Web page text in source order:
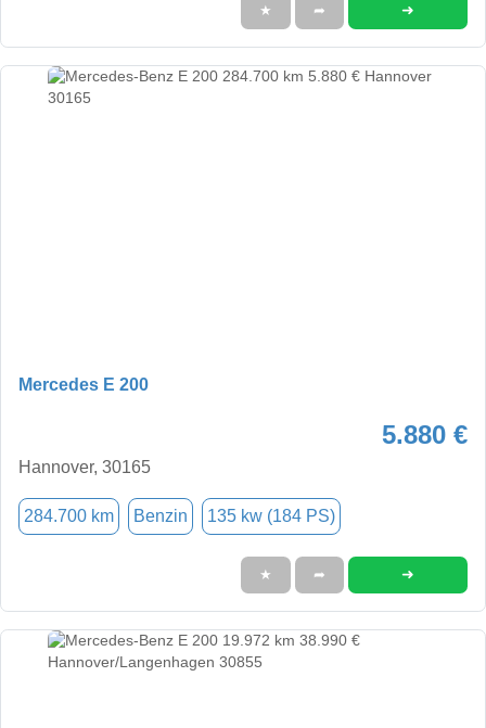
★ ➦ ➜
Mercedes E 200
5.880 €
Hannover, 30165
284.700 km Benzin 135 kw (184 PS)
★ ➦ ➜